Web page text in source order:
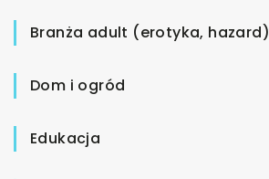
Branża adult (erotyka, hazard)
Dom i ogród
Edukacja